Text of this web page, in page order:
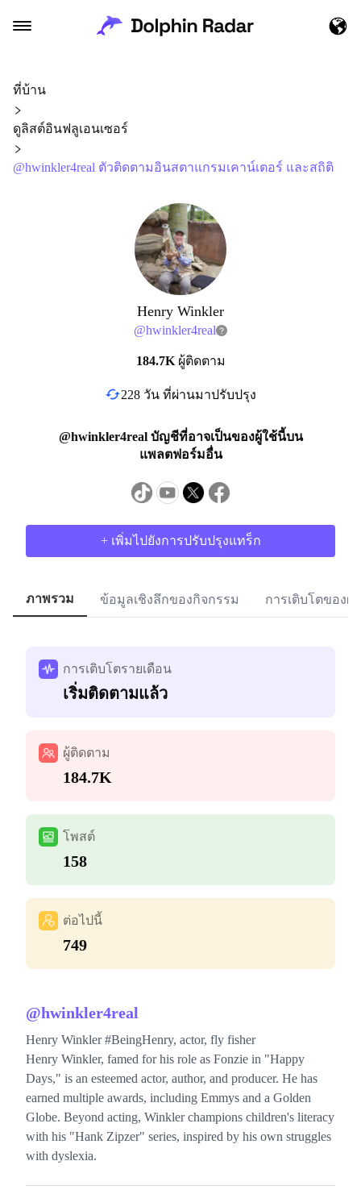
ที่บ้าน
ดูลิสต์อินฟลูเอนเซอร์
@hwinkler4real ตัวติดตามอินสตาแกรมเคาน์เตอร์ และสถิติ
Henry Winkler
@hwinkler4real
184.7K ผู้ติดตาม
228 วัน ที่ผ่านมาปรับปรุง
@hwinkler4real บัญชีที่อาจเป็นของผู้ใช้นี้บน
แพลตฟอร์มอื่น
+ เพิ่มไปยังการปรับปรุงแทร็ก
ภาพรวม ข้อมูลเชิงลึกของกิจกรรม การเติบโตของผู้
การเติบโตรายเดือน
เริ่มติดตามแล้ว
ผู้ติดตาม
184.7K
โพสต์
158
ต่อไปนี้
749
@hwinkler4real
Henry Winkler #BeingHenry, actor, fly fisher
Henry Winkler, famed for his role as Fonzie in "Happy
Days," is an esteemed actor, author, and producer. He has
earned multiple awards, including Emmys and a Golden
Globe. Beyond acting, Winkler champions children's literacy
with his "Hank Zipzer" series, inspired by his own struggles
with dyslexia.